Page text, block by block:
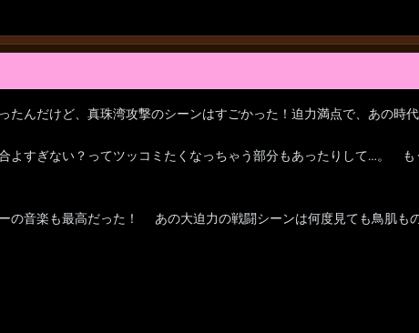
んだけど、真珠湾攻撃のシーンはすごかった！迫力満点で、あの時
よすぎない？ってツッコミたくなっちゃう部分もあったりして…。
の音楽も最高だった！ あの大迫力の戦闘シーンは何度見ても鳥肌も